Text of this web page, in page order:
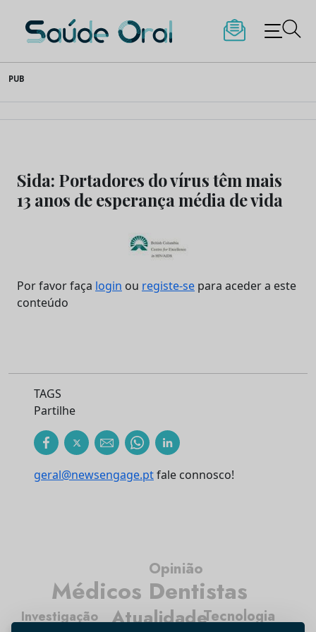
to
content
Saúde Oral
PUB
Sida: Portadores do vírus têm mais
13 anos de esperança média de vida
Por favor faça login ou registe-se para aceder a este
conteúdo
TAGS
Partilhe
geral@newsengage.ptfale connosco!
Atualidade
Médicos Dentistas
Opinião
Tecnologia
Investigação